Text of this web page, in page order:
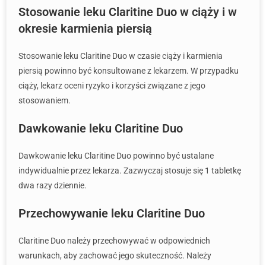
Stosowanie leku Claritine Duo w ciąży i w
okresie karmienia piersią
Stosowanie leku Claritine Duo w czasie ciąży i karmienia
piersią powinno być konsultowane z lekarzem. W przypadku
ciąży, lekarz oceni ryzyko i korzyści związane z jego
stosowaniem.
Dawkowanie leku Claritine Duo
Dawkowanie leku Claritine Duo powinno być ustalane
indywidualnie przez lekarza. Zazwyczaj stosuje się 1 tabletkę
dwa razy dziennie.
Przechowywanie leku Claritine Duo
Claritine Duo należy przechowywać w odpowiednich
warunkach, aby zachować jego skuteczność. Należy